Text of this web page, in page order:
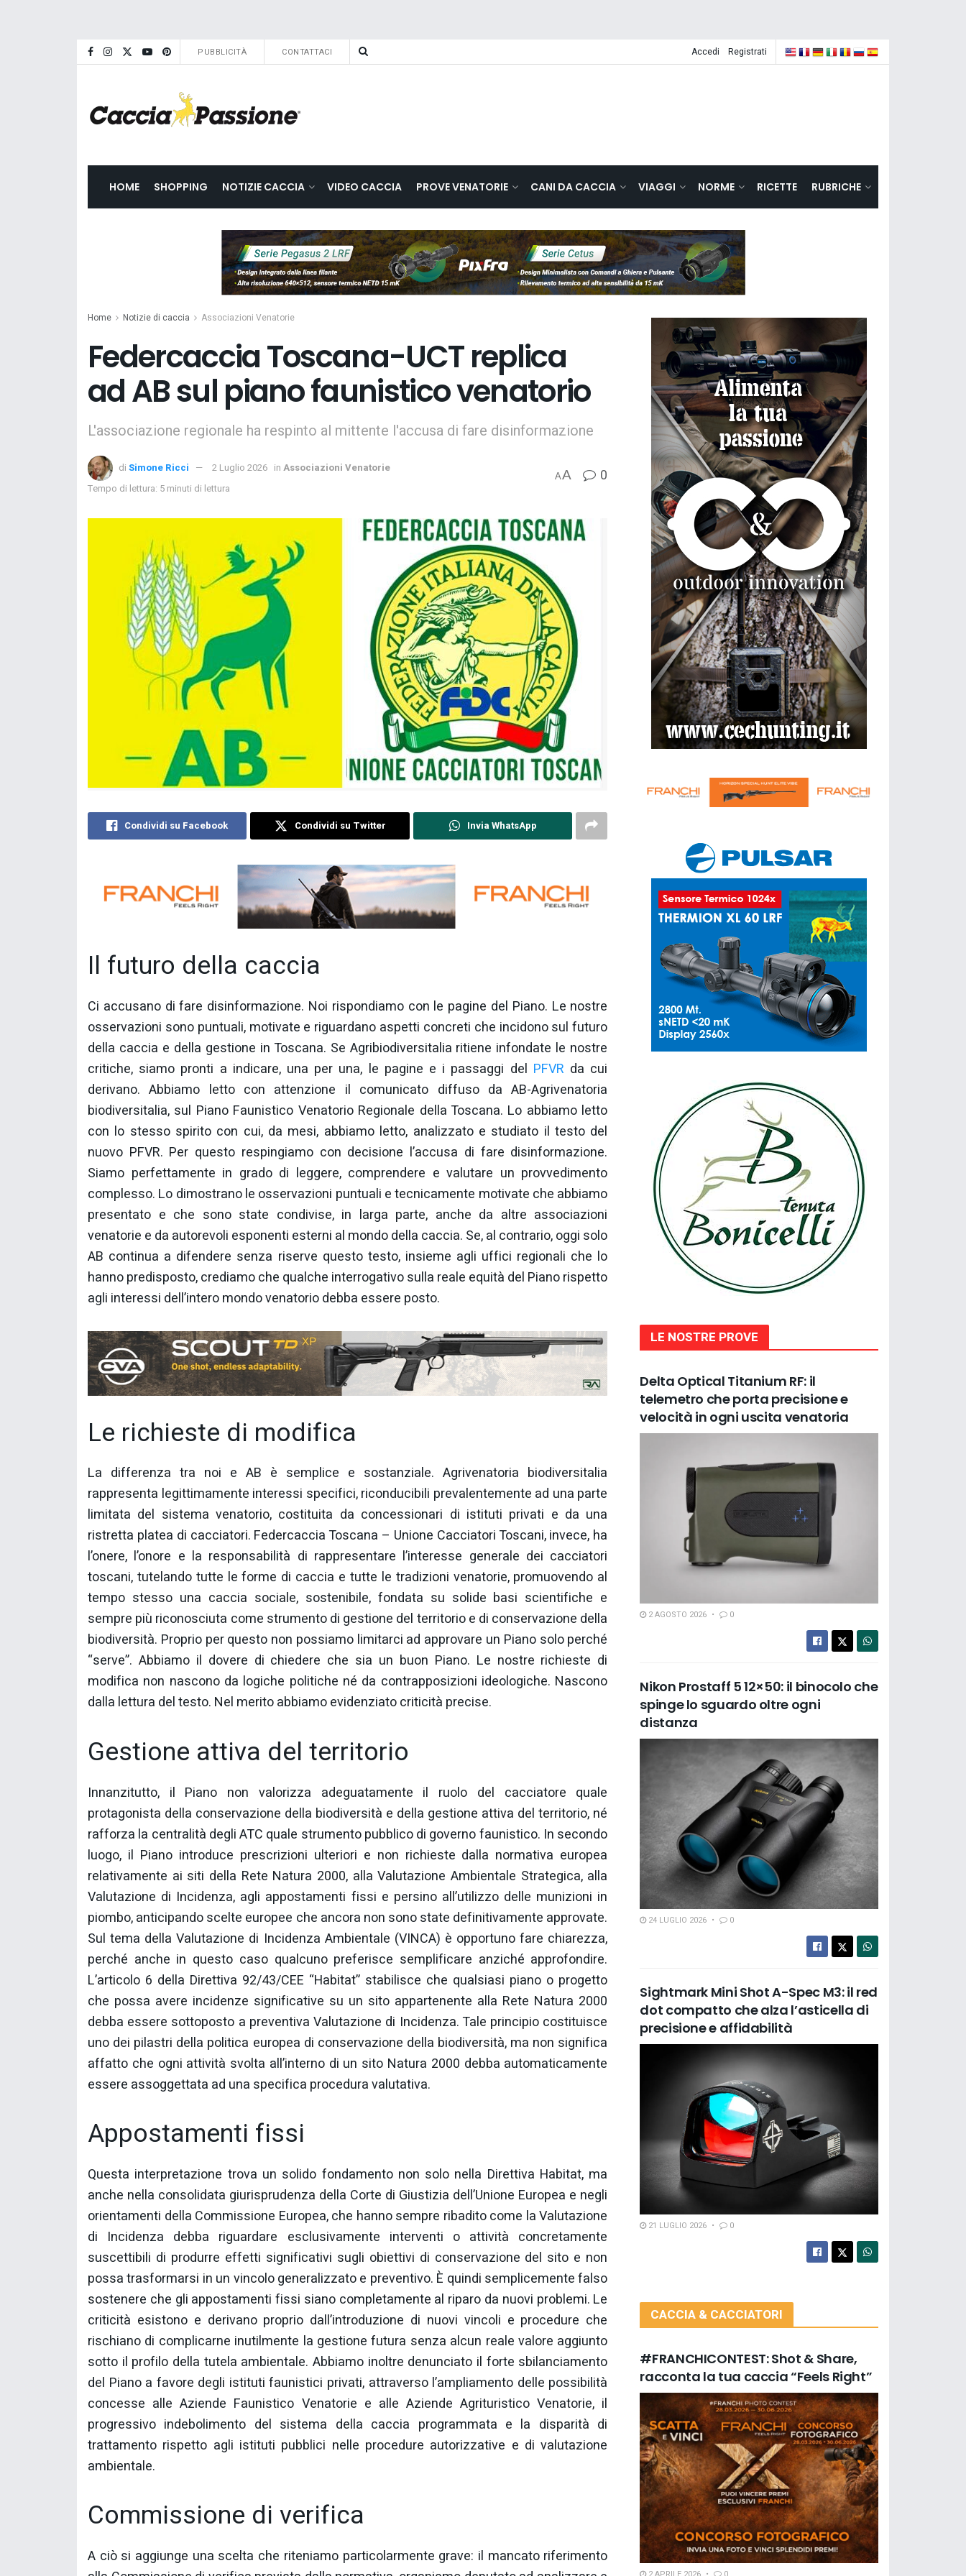
PUBBLICITÀ CONTATTACI Accedi Registrati
HOME SHOPPING NOTIZIE CACCIA VIDEO CACCIA PROVE VENATORIE CANI DA CACCIA VIAGGI NORME RICETTE RUBRICHE
Home Notizie di caccia Associazioni Venatorie
Federcaccia Toscana-UCT replica
ad AB sul piano faunistico venatorio
L'associazione regionale ha respinto al mittente l'accusa di fare disinformazione
di Simone Ricci 2 Luglio 2026 in Associazioni Venatorie
Tempo di lettura: 5 minuti di lettura
AA 0
Condividi su Facebook Condividi su Twitter Invia WhatsApp
Il futuro della caccia
Ci accusano di fare disinformazione. Noi rispondiamo con le pagine del Piano. Le nostre
osservazioni sono puntuali, motivate e riguardano aspetti concreti che incidono sul futuro
della caccia e della gestione in Toscana. Se Agribiodiversitalia ritiene infondate le nostre
critiche, siamo pronti a indicare, una per una, le pagine e i passaggi del PFVR da cui
derivano. Abbiamo letto con attenzione il comunicato diffuso da AB-Agrivenatoria
biodiversitalia, sul Piano Faunistico Venatorio Regionale della Toscana. Lo abbiamo letto
con lo stesso spirito con cui, da mesi, abbiamo letto, analizzato e studiato il testo del
nuovo PFVR. Per questo respingiamo con decisione l’accusa di fare disinformazione.
Siamo perfettamente in grado di leggere, comprendere e valutare un provvedimento
complesso. Lo dimostrano le osservazioni puntuali e tecnicamente motivate che abbiamo
presentato e che sono state condivise, in larga parte, anche da altre associazioni
venatorie e da autorevoli esponenti esterni al mondo della caccia. Se, al contrario, oggi solo
AB continua a difendere senza riserve questo testo, insieme agli uffici regionali che lo
hanno predisposto, crediamo che qualche interrogativo sulla reale equità del Piano rispetto
agli interessi dell’intero mondo venatorio debba essere posto.
Le richieste di modifica
La differenza tra noi e AB è semplice e sostanziale. Agrivenatoria biodiversitalia
rappresenta legittimamente interessi specifici, riconducibili prevalentemente ad una parte
limitata del sistema venatorio, costituita da concessionari di istituti privati e da una
ristretta platea di cacciatori. Federcaccia Toscana – Unione Cacciatori Toscani, invece, ha
l’onere, l’onore e la responsabilità di rappresentare l’interesse generale dei cacciatori
toscani, tutelando tutte le forme di caccia e tutte le tradizioni venatorie, promuovendo al
tempo stesso una caccia sociale, sostenibile, fondata su solide basi scientifiche e
sempre più riconosciuta come strumento di gestione del territorio e di conservazione della
biodiversità. Proprio per questo non possiamo limitarci ad approvare un Piano solo perché
“serve”. Abbiamo il dovere di chiedere che sia un buon Piano. Le nostre richieste di
modifica non nascono da logiche politiche né da contrapposizioni ideologiche. Nascono
dalla lettura del testo. Nel merito abbiamo evidenziato criticità precise.
Gestione attiva del territorio
Innanzitutto, il Piano non valorizza adeguatamente il ruolo del cacciatore quale
protagonista della conservazione della biodiversità e della gestione attiva del territorio, né
rafforza la centralità degli ATC quale strumento pubblico di governo faunistico. In secondo
luogo, il Piano introduce prescrizioni ulteriori e non richieste dalla normativa europea
relativamente ai siti della Rete Natura 2000, alla Valutazione Ambientale Strategica, alla
Valutazione di Incidenza, agli appostamenti fissi e persino all’utilizzo delle munizioni in
piombo, anticipando scelte europee che ancora non sono state definitivamente approvate.
Sul tema della Valutazione di Incidenza Ambientale (VINCA) è opportuno fare chiarezza,
perché anche in questo caso qualcuno preferisce semplificare anziché approfondire.
L’articolo 6 della Direttiva 92/43/CEE “Habitat” stabilisce che qualsiasi piano o progetto
che possa avere incidenze significative su un sito appartenente alla Rete Natura 2000
debba essere sottoposto a preventiva Valutazione di Incidenza. Tale principio costituisce
uno dei pilastri della politica europea di conservazione della biodiversità, ma non significa
affatto che ogni attività svolta all’interno di un sito Natura 2000 debba automaticamente
essere assoggettata ad una specifica procedura valutativa.
Appostamenti fissi
Questa interpretazione trova un solido fondamento non solo nella Direttiva Habitat, ma
anche nella consolidata giurisprudenza della Corte di Giustizia dell’Unione Europea e negli
orientamenti della Commissione Europea, che hanno sempre ribadito come la Valutazione
di Incidenza debba riguardare esclusivamente interventi o attività concretamente
suscettibili di produrre effetti significativi sugli obiettivi di conservazione del sito e non
possa trasformarsi in un vincolo generalizzato e preventivo. È quindi semplicemente falso
sostenere che gli appostamenti fissi siano completamente al riparo da nuovi problemi. Le
criticità esistono e derivano proprio dall’introduzione di nuovi vincoli e procedure che
rischiano di complicarne inutilmente la gestione futura senza alcun reale valore aggiunto
sotto il profilo della tutela ambientale. Abbiamo inoltre denunciato il forte sbilanciamento
del Piano a favore degli istituti faunistici privati, attraverso l’ampliamento delle possibilità
concesse alle Aziende Faunistico Venatorie e alle Aziende Agrituristico Venatorie, il
progressivo indebolimento del sistema della caccia programmata e la disparità di
trattamento rispetto agli istituti pubblici nelle procedure autorizzative e di valutazione
ambientale.
Commissione di verifica
A ciò si aggiunge una scelta che riteniamo particolarmente grave: il mancato riferimento
LE NOSTRE PROVE
Delta Optical Titanium RF: il
telemetro che porta precisione e
velocità in ogni uscita venatoria
2 AGOSTO 2026 0
Nikon Prostaff 5 12×50: il binocolo che
spinge lo sguardo oltre ogni
distanza
24 LUGLIO 2026 0
Sightmark Mini Shot A-Spec M3: il red
dot compatto che alza l’asticella di
precisione e affidabilità
21 LUGLIO 2026 0
CACCIA & CACCIATORI
#FRANCHICONTEST: Shot & Share,
racconta la tua caccia “Feels Right”